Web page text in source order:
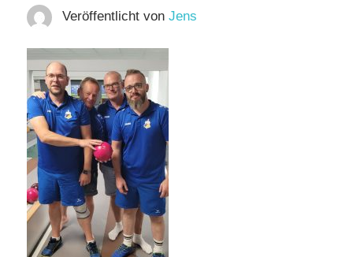
Veröffentlicht von Jens